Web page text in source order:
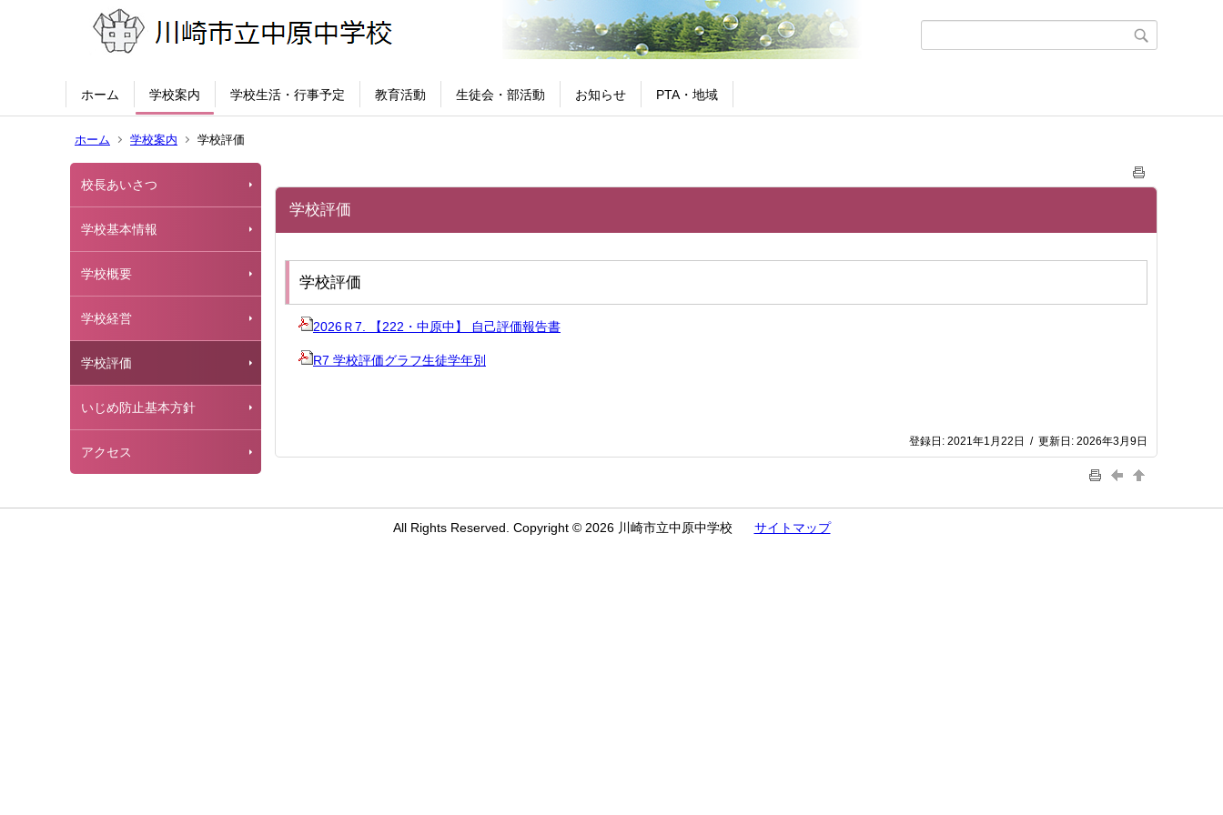
ホーム 学校案内 学校生活・行事予定 教育活動 生徒会・部活動 お知らせ PTA・地域
ホーム 学校案内 学校評価
校長あいさつ
学校基本情報
学校概要
学校経営
学校評価
いじめ防止基本方針
アクセス
学校評価
学校評価
2026Ｒ7. 【222・中原中】 自己評価報告書
R7 学校評価グラフ生徒学年別
登録日: 2021年1月22日 / 更新日: 2026年3月9日
All Rights Reserved. Copyright © 2026 川崎市立中原中学校 サイトマップ